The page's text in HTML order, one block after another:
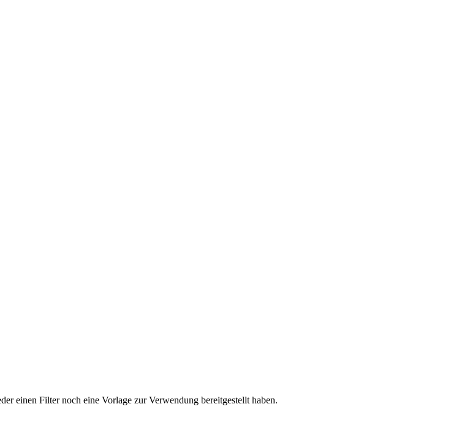
einen Filter noch eine Vorlage zur Verwendung bereitgestellt haben.